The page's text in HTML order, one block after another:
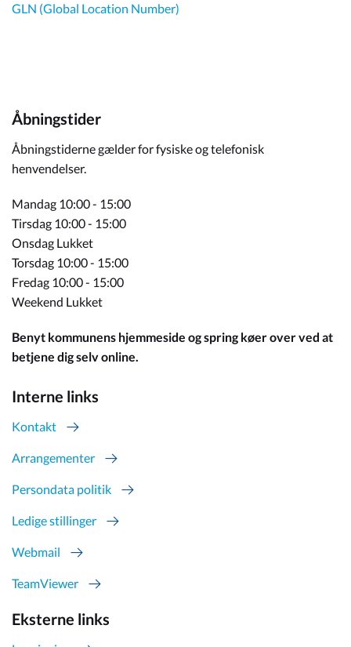
GLN (Global Location Number)
Åbningstider
Åbningstiderne gælder for fysiske og telefonisk
henvendelser.
Mandag 10:00 - 15:00
Tirsdag 10:00 - 15:00
Onsdag Lukket
Torsdag 10:00 - 15:00
Fredag 10:00 - 15:00
Weekend Lukket
Benyt kommunens hjemmeside og spring køer over ved at
betjene dig selv online.
Interne links
Kontakt
Arrangementer
Persondata politik
Ledige stillinger
Webmail
TeamViewer
Eksterne links